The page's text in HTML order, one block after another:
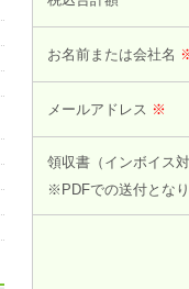
お名前または会社名
メールアドレス ※
領収書（インボイス
※PDFでの送付とな